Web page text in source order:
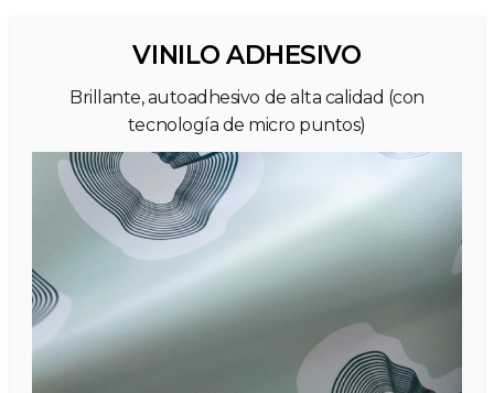
VINILO ADHESIVO
Brillante, autoadhesivo de alta calidad (con
tecnología de micro puntos)